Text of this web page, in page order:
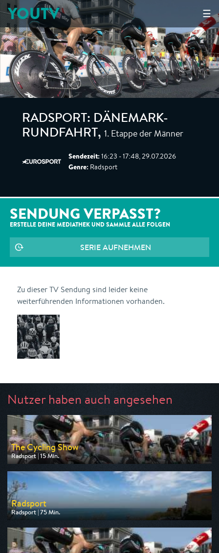
☰
YOUTV
RADSPORT: DÄNEMARK-
RUNDFAHRT, 1. Etappe der Männer
Sendezeit: 16:23 - 17:48, 29.07.2026
Genre: Radsport
SENDUNG VERPASST?
ERSTELLE DEINE MEDIATHEK UND SAMMLE ALLE FOLGEN
SERIE AUFNEHMEN
Zu dieser TV Sendung sind leider keine
weiterführenden Informationen vorhanden.
Nutzer haben auch angesehen
The Cycling Show
Radsport | 15 Min.
Ausgestrahlt von Eurosport
am 09.08.2026, 19:45
Radsport
Radsport | 75 Min.
am 13.08.2026, 18:15